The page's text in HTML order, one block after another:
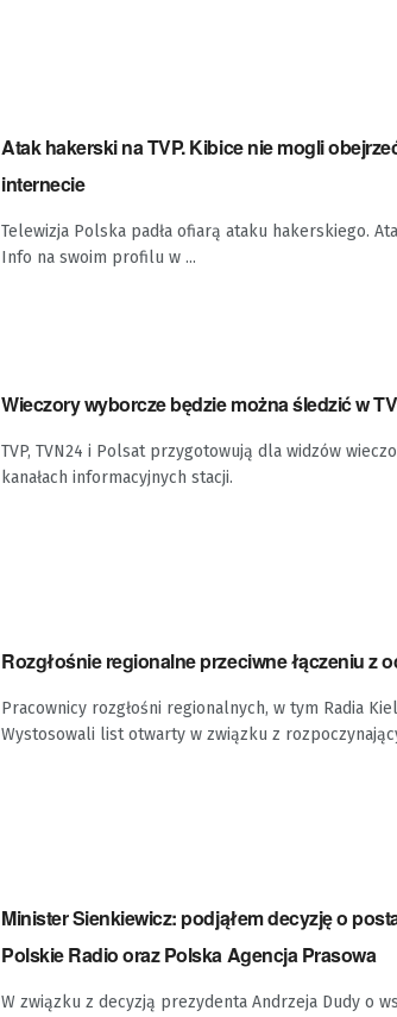
Atak hakerski na TVP. Kibice nie mogli
internecie
Telewizja Polska padła ofiarą ataku hakerskiego.
Info na swoim profilu w ...
Wieczory wyborcze będzie można śledzić w
TVP, TVN24 i Polsat przygotowują dla widzów
kanałach informacyjnych stacji.
Rozgłośnie regionalne przeciwne łączeniu z
Pracownicy rozgłośni regionalnych, w tym Radia
Wystosowali list otwarty w związku z
Minister Sienkiewicz: podjąłem decyzję o
Polskie Radio oraz Polska Agencja Prasowa
W związku z decyzją prezydenta Andrzeja Dudy o